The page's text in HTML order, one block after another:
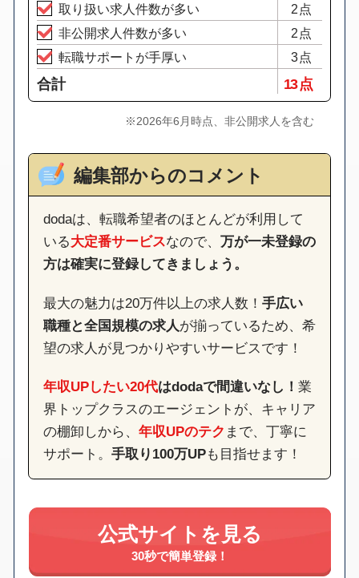
取り扱い求人件数が多い
2点
非公開求人件数が多い
2点
転職サポートが手厚い
3点
合計 13 点
※2026年6月時点、非公開求人を含む
編集部からのコメント
dodaは、転職希望者のほとんどが利用して
いる大定番サービスなので、 万が一未登録の
方は確実に登録してきましょう。
最大の魅力は20万件以上の求人数！ 手広い
職種と全国規模の求人が揃っているため、希
望の求人が見つかりやすいサービスです！
年収UPしたい20代はdodaで間違いなし！ 業
界トップクラスのエージェントが、キャリア
の棚卸しから、 年収UPのテク まで、丁寧に
サポート。 手取り100万UPも目指せます！
公式サイトを見る
30秒で簡単登録！